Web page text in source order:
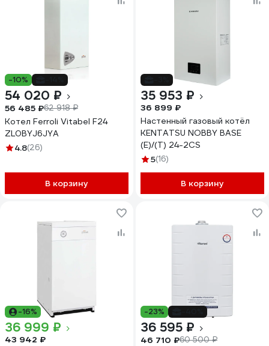
-10%
54 020 ₽
56 485 ₽62 918 ₽
Котел Ferroli Vitabel F24
ZL0BYJ6JYA
4.8(26)
В корзину
35 953 ₽
36 899 ₽
Настенный газовый котёл
KENTATSU NOBBY BASE
(E)/(T) 24-2CS
5(16)
В корзину
-16%
36 999 ₽
43 942 ₽
-23%
36 595 ₽
46 710 ₽60 500 ₽